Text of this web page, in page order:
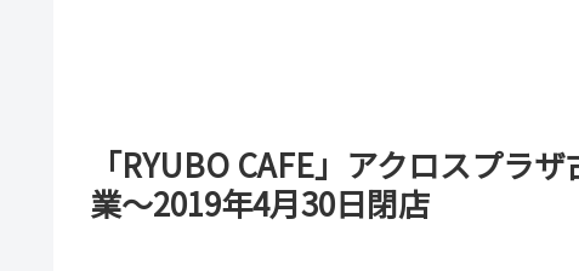
「RYUBO CAFE」アクロスプラ
業～2019年4月30日閉店